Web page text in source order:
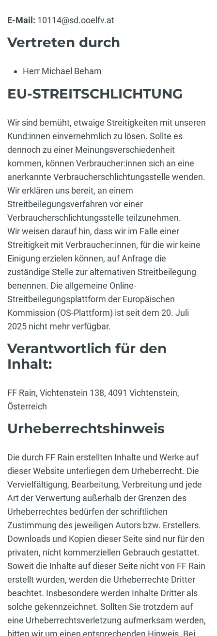
E-Mail: 10114@sd.ooelfv.at
Vertreten durch
Herr Michael Beham
EU-STREITSCHLICHTUNG
Wir sind bemüht, etwaige Streitigkeiten mit unseren
Kund:innen einvernehmlich zu lösen. Sollte es
dennoch zu einer Meinungsverschiedenheit
kommen, können Verbraucher:innen sich an eine
anerkannte Verbraucherschlichtungsstelle wenden.
Wir erklären uns bereit, an einem
Streitbeilegungsverfahren vor einer
Verbraucherschlichtungsstelle teilzunehmen.
Wir weisen darauf hin, dass wir im Falle einer
Streitigkeit mit Verbraucher:innen, für die wir keine
Einigung erzielen können, auf Anfrage die
zuständige Stelle zur alternativen Streitbeilegung
benennen. Die allgemeine Online-
Streitbeilegungsplattform der Europäischen
Kommission (OS-Plattform) ist seit dem 20. Juli
2025 nicht mehr verfügbar.
Verantwortlich für den
Inhalt:
FF Rain, Vichtenstein 138, 4091 Vichtenstein,
Österreich
Urheberrechtshinweis
Die durch FF Rain erstellten Inhalte und Werke auf
dieser Website unterliegen dem Urheberrecht. Die
Vervielfältigung, Bearbeitung, Verbreitung und jede
Art der Verwertung außerhalb der Grenzen des
Urheberrechtes bedürfen der schriftlichen
Zustimmung des jeweiligen Autors bzw. Erstellers.
Downloads und Kopien dieser Seite sind nur für den
privaten, nicht kommerziellen Gebrauch gestattet.
Soweit die Inhalte auf dieser Seite nicht von FF Rain
erstellt wurden, werden die Urheberrechte Dritter
beachtet. Insbesondere werden Inhalte Dritter als
solche gekennzeichnet. Sollten Sie trotzdem auf
eine Urheberrechtsverletzung aufmerksam werden,
bitten wir um einen entsprechenden Hinweis. Bei